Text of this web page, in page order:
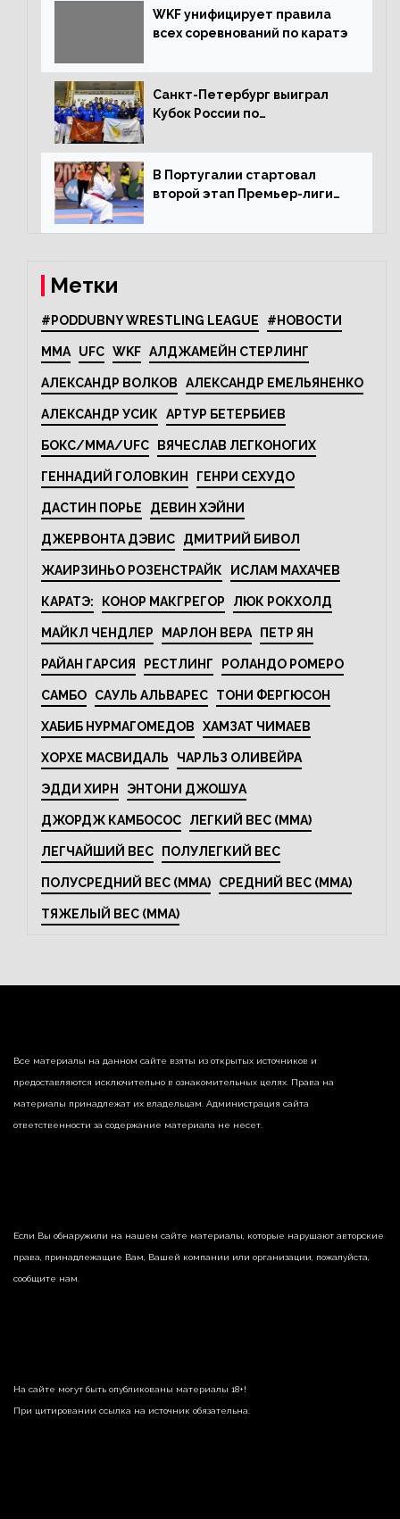
WKF унифицирует правила
всех соревнований по каратэ
Санкт-Петербург выиграл
Кубок России по
В Португалии стартовал
второй этап Премьер-лиги
Метки
#PODDUBNY WRESTLING LEAGUE #НОВОСТИ
MMA UFC WKF АЛДЖАМЕЙН СТЕРЛИНГ
АЛЕКСАНДР ВОЛКОВ АЛЕКСАНДР ЕМЕЛЬЯНЕНКО
АЛЕКСАНДР УСИК АРТУР БЕТЕРБИЕВ
БОКС/MMA/UFC ВЯЧЕСЛАВ ЛЕГКОНОГИХ
ГЕННАДИЙ ГОЛОВКИН ГЕНРИ СЕХУДО
ДАСТИН ПОРЬЕ ДЕВИН ХЭЙНИ
ДЖЕРВОНТА ДЭВИС ДМИТРИЙ БИВОЛ
ЖАИРЗИНЬО РОЗЕНСТРАЙК ИСЛАМ МАХАЧЕВ
КАРАТЭ: КОНОР МАКГРЕГОР ЛЮК РОКХОЛД
МАЙКЛ ЧЕНДЛЕР МАРЛОН ВЕРА ПЕТР ЯН
РАЙАН ГАРСИЯ РЕСТЛИНГ РОЛАНДО РОМЕРО
САМБО САУЛЬ АЛЬВАРЕС ТОНИ ФЕРГЮСОН
ХАБИБ НУРМАГОМЕДОВ ХАМЗАТ ЧИМАЕВ
ХОРХЕ МАСВИДАЛЬ ЧАРЛЬЗ ОЛИВЕЙРА
ЭДДИ ХИРН ЭНТОНИ ДЖОШУА
ДЖОРДЖ КАМБОСОС ЛЕГКИЙ ВЕС (MMA)
ЛЕГЧАЙШИЙ ВЕС ПОЛУЛЕГКИЙ ВЕС
ПОЛУСРЕДНИЙ ВЕС (MMA) СРЕДНИЙ ВЕС (MMA)
ТЯЖЕЛЫЙ ВЕС (MMA)
Все материалы на данном сайте взяты из открытых источников и
предоставляются исключительно в ознакомительных целях. Права на
материалы принадлежат их владельцам. Администрация сайта
ответственности за содержание материала не несет.
Если Вы обнаружили на нашем сайте материалы, которые нарушают авторские
права, принадлежащие Вам, Вашей компании или организации, пожалуйста,
сообщите нам.
На сайте могут быть опубликованы материалы 18+!
При цитировании ссылка на источник обязательна.